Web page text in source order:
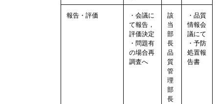
報告・評価
・会議に
て報告，
評価決定
・問題有
の場合再
調査へ
該
当
部
長
品
質
管
理
部
長
・品質
情報会
議にて
・予防
処置報
告書